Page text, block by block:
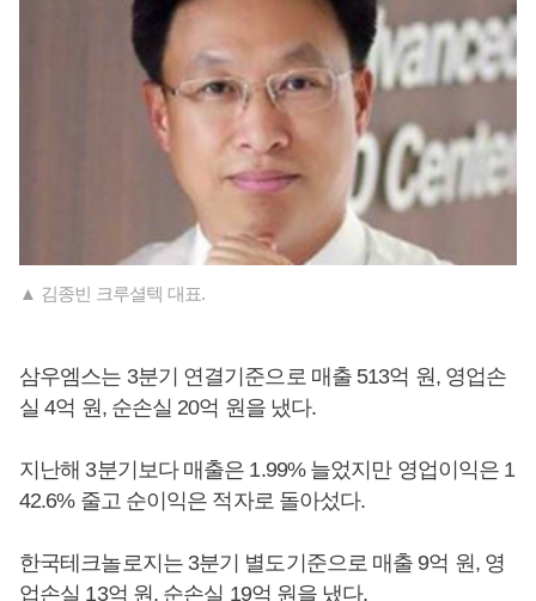
▲ 김종빈 크루셜텍 대표.
삼우엠스는 3분기 연결기준으로 매출 513억 원, 영업손
실 4억 원, 순손실 20억 원을 냈다.
지난해 3분기보다 매출은 1.99% 늘었지만 영업이익은 1
42.6% 줄고 순이익은 적자로 돌아섰다.
한국테크놀로지는 3분기 별도기준으로 매출 9억 원, 영
업손실 13억 원, 순손실 19억 원을 냈다.